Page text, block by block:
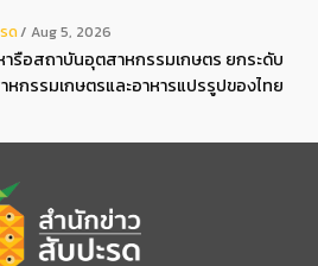
ด Aug 5, 2026
ารือสถาบันอุตสาหกรรมเกษตร ยกระดับ
กรรมเกษตรและอาหารแปรรูปของไทย